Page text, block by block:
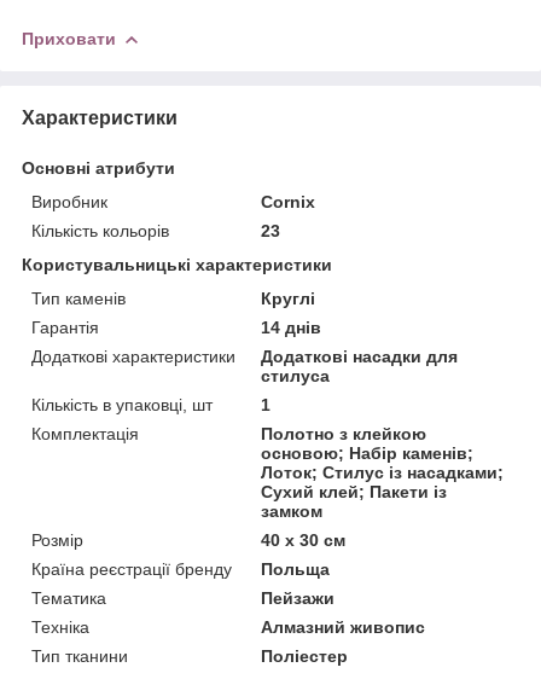
Приховати
Характеристики
Основні атрибути
Виробник
Cornix
Кількість кольорів
23
Користувальницькі характеристики
Тип каменів
Круглі
Гарантія
14 днів
Додаткові характеристики
Додаткові насадки для
стилуса
Кількість в упаковці, шт
1
Комплектація
Полотно з клейкою
основою; Набір каменів;
Лоток; Стилус із насадками;
Сухий клей; Пакети із
замком
Розмір
40 x 30 см
Країна реєстрації бренду
Польща
Тематика
Пейзажи
Техніка
Алмазний живопис
Тип тканини
Поліестер